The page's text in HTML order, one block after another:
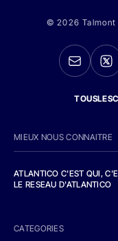
© 2026 Talmont
MIEUX NOUS CONNAITRE
ATLANTICO C'EST QUI,
LE RESEAU D'ATLANTICO
CATEGORIES